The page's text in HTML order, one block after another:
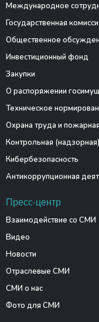
Международное
Государственная
Общественное
Инвестиционный фонд
Закупки
О распоряжении
Техническое
Охрана труда и
Контрольная
Кибербезопасность
Антикоррупционная
Пресс-центр
Взаимодействие со СМИ
Видео
Новости
Отраслевые СМИ
СМИ о нас
Фото для СМИ